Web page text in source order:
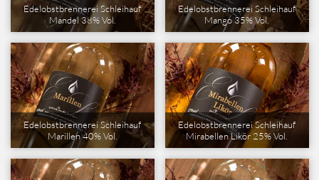
Edelobstbrennerei Schleihauf
Mandel 38% Vol.
Edelobstbrennerei Schleihauf
Mango 35% Vol.
Edelobstbrennerei Schleihauf
Marillen 40% Vol.
Edelobstbrennerei Schleihauf
Mirabellen Likör 25% Vol.